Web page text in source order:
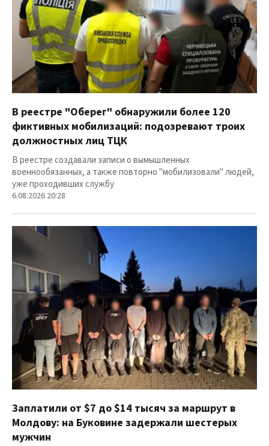
В реестре "Оберег" обнаружили более 120
фиктивных мобилизаций: подозревают троих
должностных лиц ТЦК
В реестре создавали записи о вымышленных
военнообязанных, а также повторно "мобилизовали" людей,
уже проходивших службу
6.08.2026 20:28
Заплатили от $7 до $14 тысяч за маршрут в
Молдову: на Буковине задержали шестерых
мужчин